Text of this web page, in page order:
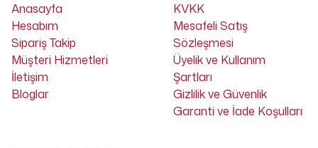
Anasayfa
Hesabım
Sipariş Takip
Müşteri Hizmetleri
İletişim
Bloglar
KVKK
Mesafeli Satış
Sözleşmesi
Üyelik ve Kullanım
Şartları
Gizlilik ve Güvenlik
Garanti ve İade Koşulları